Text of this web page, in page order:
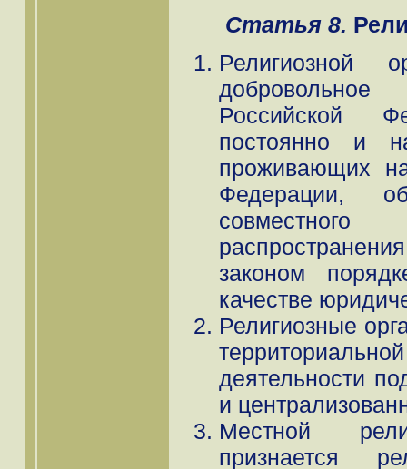
Статья 8.
Религиозной
Российской
постоянно и
проживающих
Федерации,
законом
качестве
Религиозные
деятельности
и
Местной
признается